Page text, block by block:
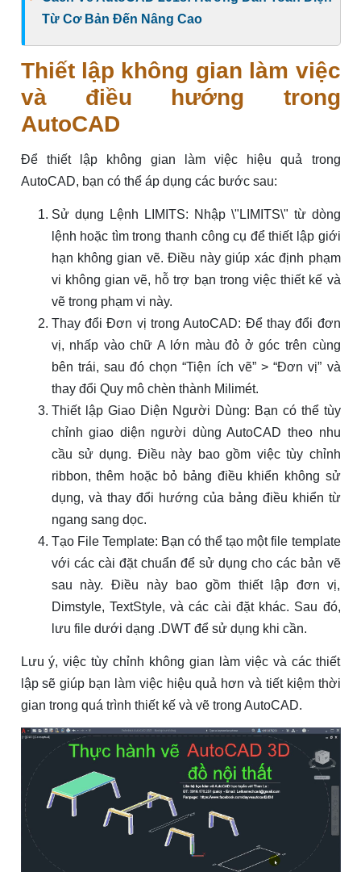
Từ Cơ Bản Đến Nâng Cao
Thiết lập không gian làm việc
và điều hướng trong
AutoCAD
Để thiết lập không gian làm việc hiệu quả trong
AutoCAD, bạn có thể áp dụng các bước sau:
Sử dụng Lệnh LIMITS: Nhập \"LIMITS\" từ dòng
lệnh hoặc tìm trong thanh công cụ để thiết lập giới
hạn không gian vẽ. Điều này giúp xác định phạm
vi không gian vẽ, hỗ trợ bạn trong việc thiết kế và
vẽ trong phạm vi này.
Thay đổi Đơn vị trong AutoCAD: Để thay đổi đơn
vị, nhấp vào chữ A lớn màu đỏ ở góc trên cùng
bên trái, sau đó chọn “Tiện ích vẽ” > “Đơn vị” và
thay đổi Quy mô chèn thành Milimét.
Thiết lập Giao Diện Người Dùng: Bạn có thể tùy
chỉnh giao diện người dùng AutoCAD theo nhu
cầu sử dụng. Điều này bao gồm việc tùy chỉnh
ribbon, thêm hoặc bỏ bảng điều khiển không sử
dụng, và thay đổi hướng của bảng điều khiển từ
ngang sang dọc.
Tạo File Template: Bạn có thể tạo một file template
với các cài đặt chuẩn để sử dụng cho các bản vẽ
sau này. Điều này bao gồm thiết lập đơn vị,
Dimstyle, TextStyle, và các cài đặt khác. Sau đó,
lưu file dưới dạng .DWT để sử dụng khi cần.
Lưu ý, việc tùy chỉnh không gian làm việc và các thiết
lập sẽ giúp bạn làm việc hiệu quả hơn và tiết kiệm thời
gian trong quá trình thiết kế và vẽ trong AutoCAD.